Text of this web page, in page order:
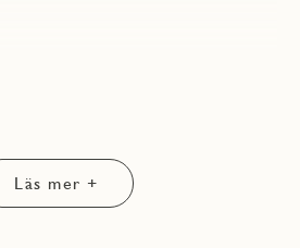
från Electrolux.
ytterligare alternativ i olika
Läs mer +